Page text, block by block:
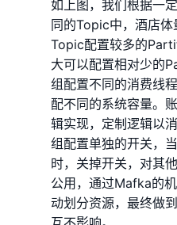
如上图，我们根据一
同的Topic中，酒店
Topic配置较多的
大可以配置相对少的
组配置不同的消费线
配不同的系统容量。
辑实现，定制逻辑以
组配置单独的开关，
时，关掉开关，对其
公用，通过Mafka的
动划分资源，最终做